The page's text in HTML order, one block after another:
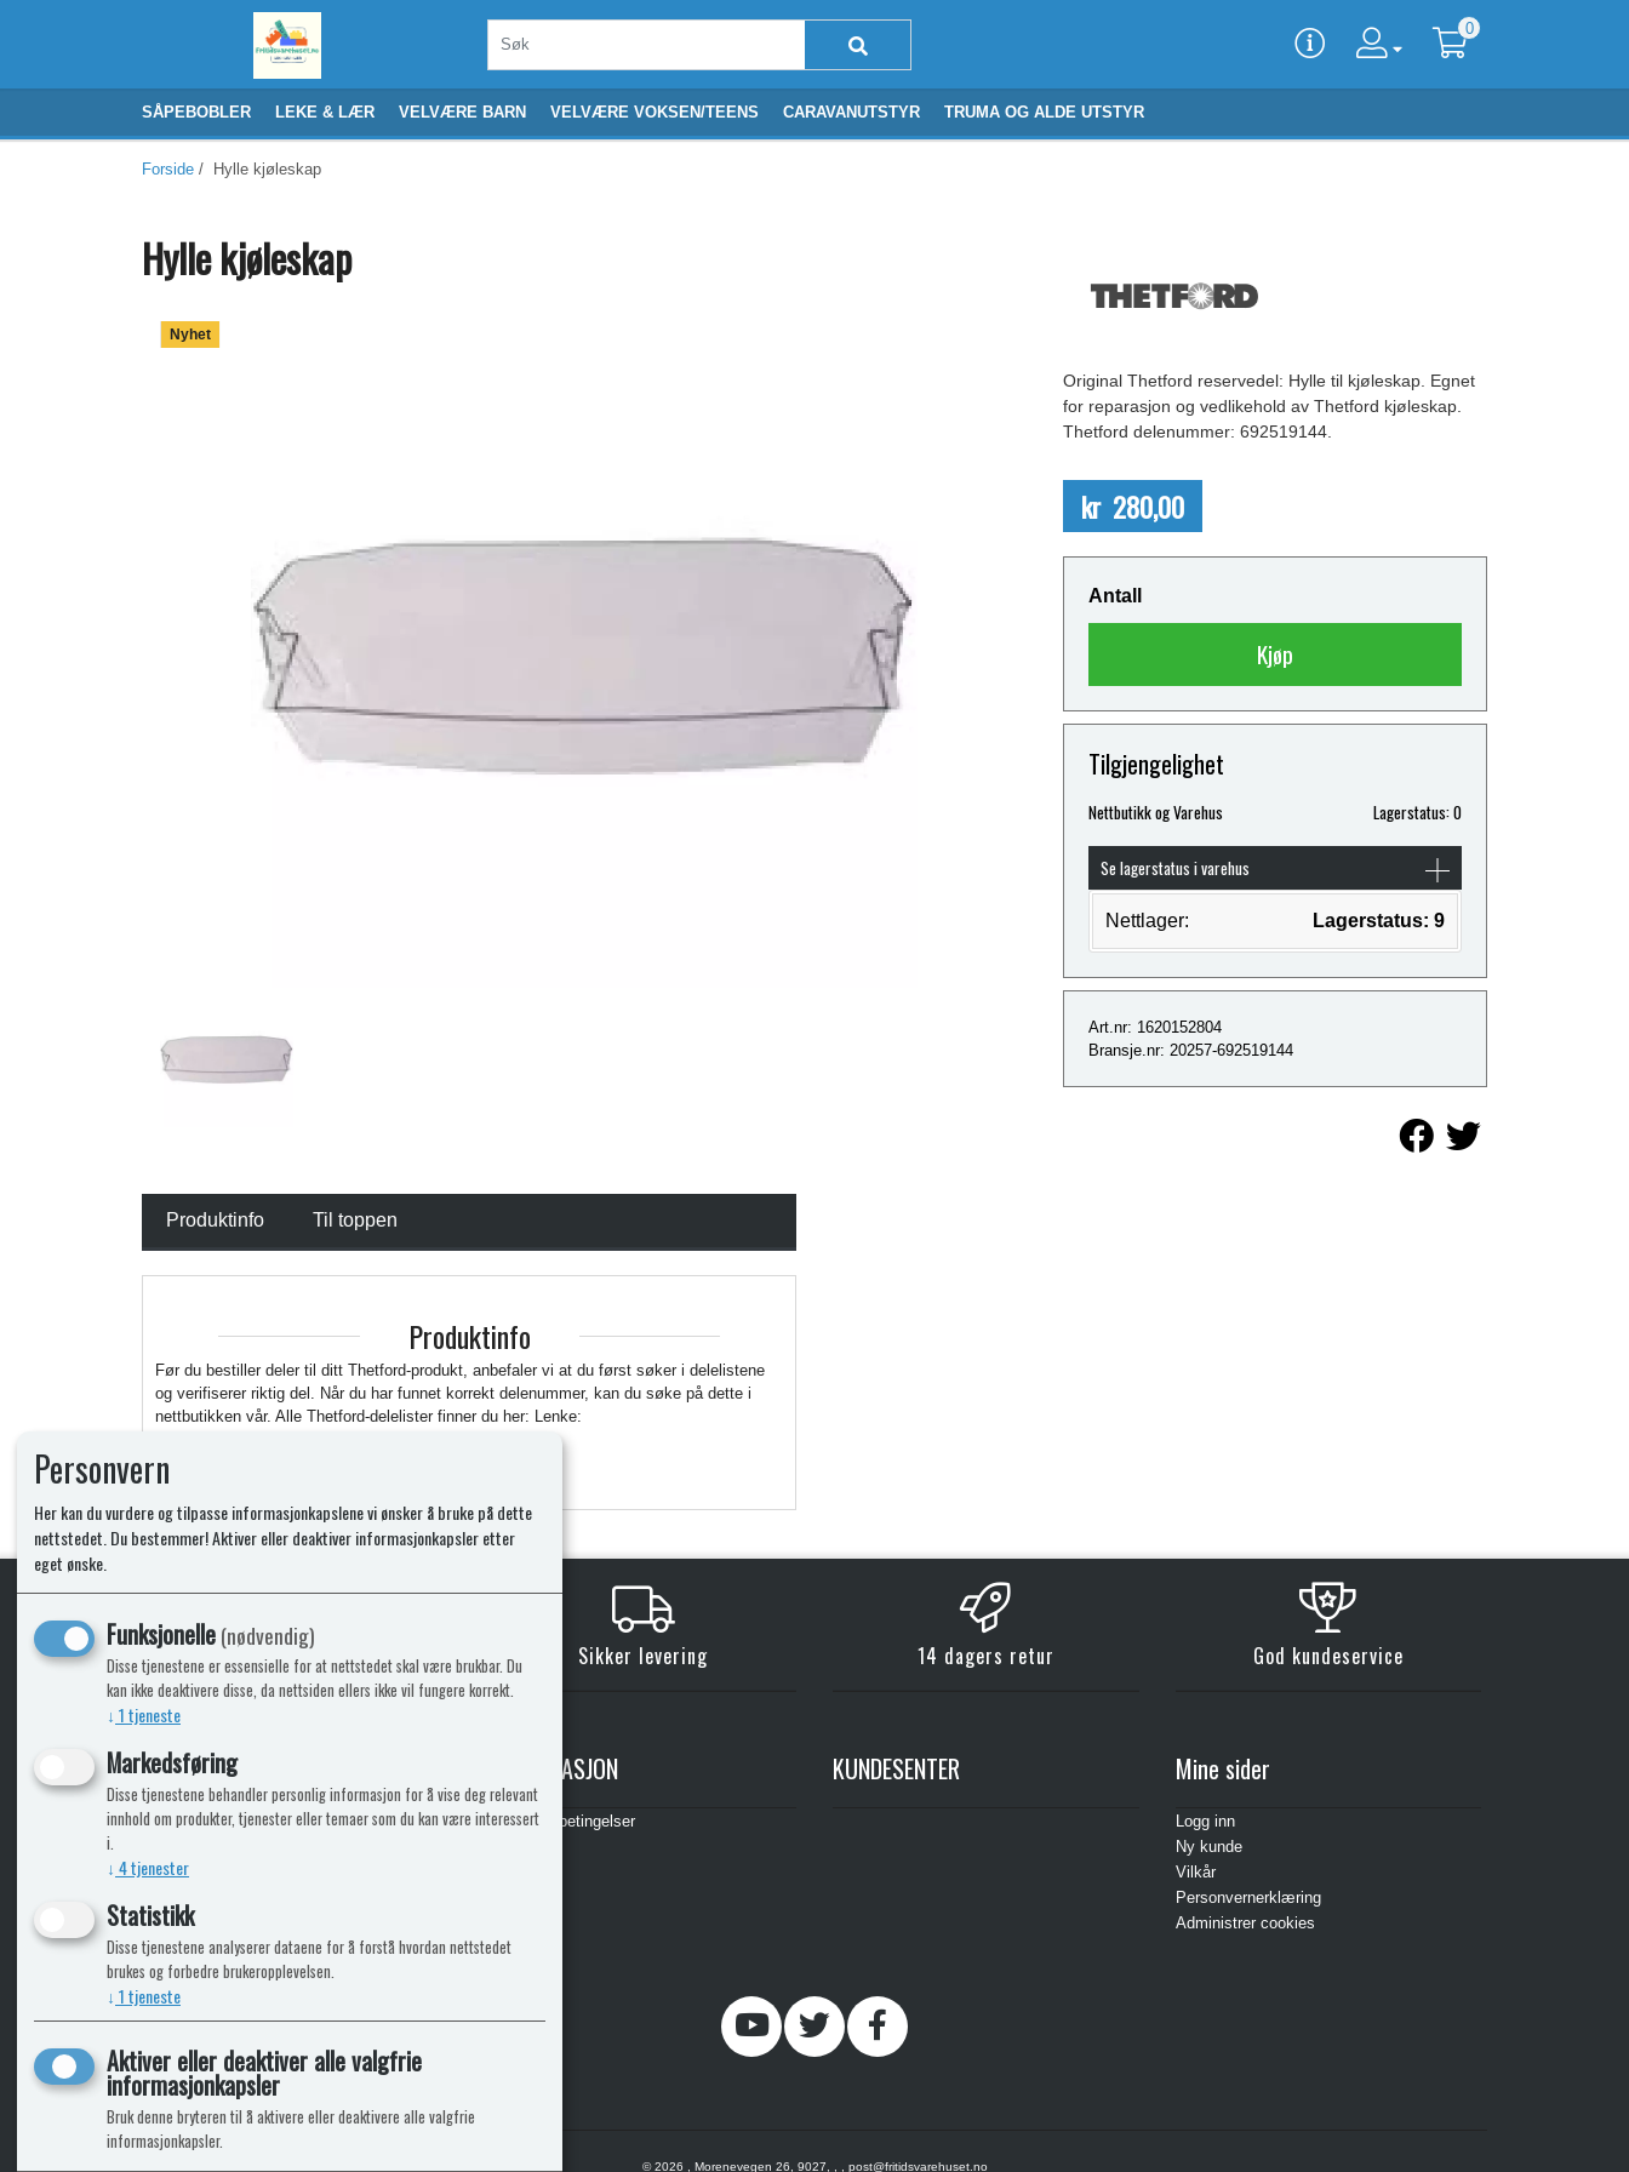
0
SÅPEBOBLER LEKE & LÆR VELVÆRE BARN VELVÆRE VOKSEN/TEENS CARAVANUTSTYR TRUMA OG ALDE UTSTYR
Forside / Hylle kjøleskap
Hylle kjøleskap
Nyhet
Original Thetford reservedel: Hylle til kjøleskap. Egnet
for reparasjon og vedlikehold av Thetford kjøleskap.
Thetford delenummer: 692519144.
kr 280,00
Antall
Kjøp
Tilgjengelighet
Nettbutikk og Varehus Lagerstatus: 0
Se lagerstatus i varehus
Nettlager: Lagerstatus: 9
Art.nr: 1620152804
Bransje.nr: 20257-692519144
Produktinfo Til toppen
Produktinfo
Før du bestiller deler til ditt Thetford-produkt, anbefaler vi at du først søker i delelistene
og verifiserer riktig del. Når du har funnet korrekt delenummer, kan du søke på dette i
nettbutikken vår. Alle Thetford-delelister finner du her: Lenke:
KLikk & hent Sikker levering 14 dagers retur God kundeservice
ICARAVANGRUPPEN
Trumadeler.no
Fritidsvarehuset.no
INFORMASJON
Leveringsbetingelser
KUNDESENTER Mine sider
Logg inn
Ny kunde
Vilkår
Personvernerklæring
Administrer cookies
© 2026 , Morenevegen 26, 9027, , , post@fritidsvarehuset.no
Personvern
Her kan du vurdere og tilpasse informasjonkapslene vi ønsker å bruke på dette
nettstedet. Du bestemmer! Aktiver eller deaktiver informasjonkapsler etter
eget ønske.
Funksjonelle(nødvendig)
Disse tjenestene er essensielle for at nettstedet skal være brukbar. Du
kan ikke deaktivere disse, da nettsiden ellers ikke vil fungere korrekt.
↓ 1tjeneste
Markedsføring
Disse tjenestene behandler personlig informasjon for å vise deg relevant
innhold om produkter, tjenester eller temaer som du kan være interessert
i.
↓ 4tjenester
Statistikk
Disse tjenestene analyserer dataene for å forstå hvordan nettstedet
brukes og forbedre brukeropplevelsen.
↓ 1tjeneste
Aktiver eller deaktiver alle valgfrie
informasjonkapsler
Bruk denne bryteren til å aktivere eller deaktivere alle valgfrie
informasjonkapsler.